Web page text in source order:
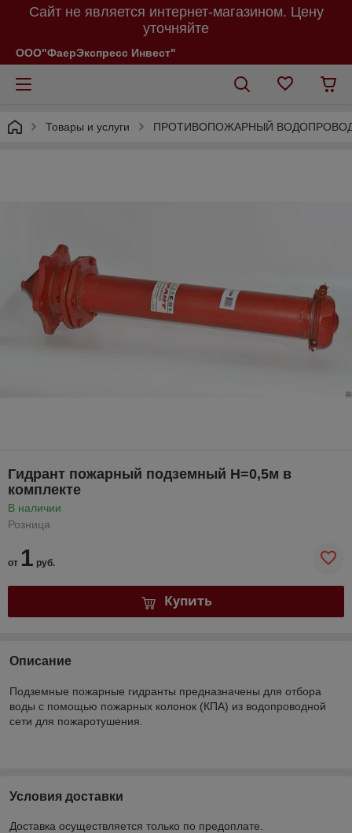
Сайт не является интернет-магазином. Цену
уточняйте
ООО"ФаерЭкспресс Инвест"
Товары и услуги ПРОТИВОПОЖАРНЫЙ
Гидрант пожарный подземный Н=0,5м в
комплекте
В наличии
Розница
от 1 руб.
Купить
Описание
Подземные пожарные гидранты предназначены для отбора
воды с помощью пожарных колонок (КПА) из водопроводной
сети для пожаротушения.
Условия доставки
Доставка осуществляется только по предоплате.